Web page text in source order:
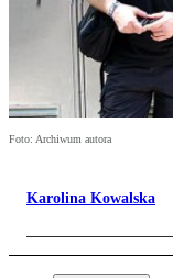
Foto: Archiwum autora
Karolina Kowalska